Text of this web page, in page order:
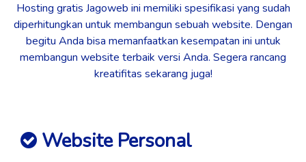
Hosting gratis Jagoweb ini memiliki spesifikasi yang sudah
diperhitungkan untuk membangun sebuah website. Dengan
begitu Anda bisa memanfaatkan kesempatan ini untuk
membangun website terbaik versi Anda. Segera rancang
kreatifitas sekarang juga!
Website Personal